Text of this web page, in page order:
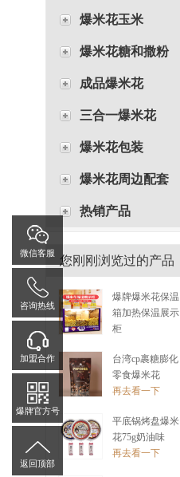
爆米花玉米
爆米花糖和撒粉
成品爆米花
三合一爆米花
爆米花包装
爆米花周边配套
热销产品
您刚刚浏览过的产品
爆牌爆米花保温
箱加热保温展示
柜
台湾cp裹糖膨化
零食爆米花
再去看一下
平底锅烤盘爆米
花75g奶油味
再去看一下
微信客服
咨询热线
加盟合作
爆牌官方号
返回顶部